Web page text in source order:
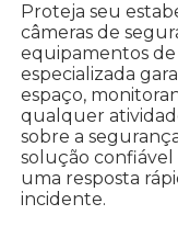
Proteja seu
câmeras de
equipamentos
especializada
espaço,
qualquer
sobre a
solução
uma resposta
incidente.